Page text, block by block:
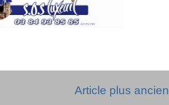
Article plus ancien